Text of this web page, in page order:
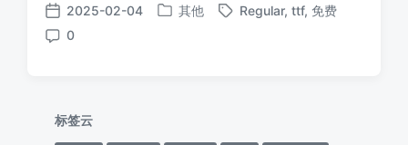
发
布
2025-02-04
发
其他
标
Regular, ttf, 免费
评
0
标签云